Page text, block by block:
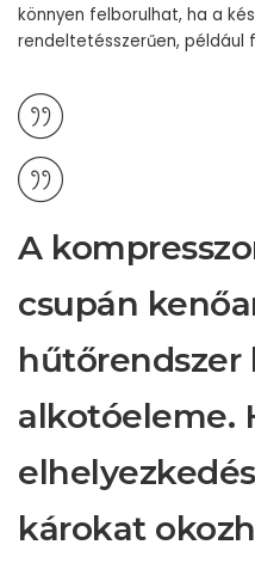
könnyen felborulhat, ha a
rendeltetésszerűen, például
A
csupán
hűtőrendszer
alkotóeleme.
károkat